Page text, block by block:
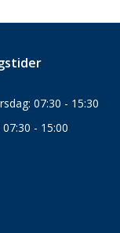
07:30 - 15:30
07:30 - 15:00